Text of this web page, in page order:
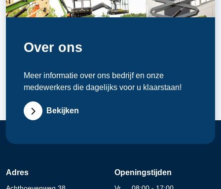
Over ons
Meer informatie over ons bedrijf en onze
medewerkers die dagelijks voor u klaarstaan!
Bekijken
Adres Openingstijden